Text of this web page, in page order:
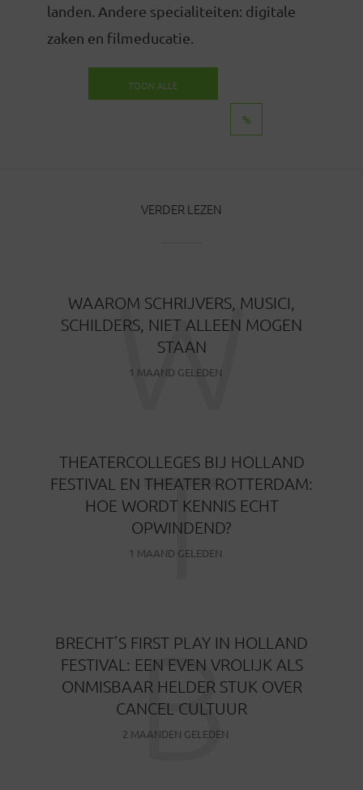
landen. Andere specialiteiten: digitale
zaken en filmeducatie.
TOON ALLE
VERDER LEZEN
WAAROM SCHRIJVERS, MUSICI,
SCHILDERS, NIET ALLEEN MOGEN
STAAN
1 MAAND GELEDEN
W
THEATERCOLLEGES BIJ HOLLAND
FESTIVAL EN THEATER ROTTERDAM:
HOE WORDT KENNIS ECHT
OPWINDEND?
1 MAAND GELEDEN
T
BRECHT’S FIRST PLAY IN HOLLAND
FESTIVAL: EEN EVEN VROLIJK ALS
ONMISBAAR HELDER STUK OVER
CANCEL CULTUUR
2 MAANDEN GELEDEN
B